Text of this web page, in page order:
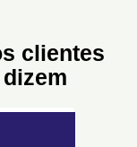
clientes